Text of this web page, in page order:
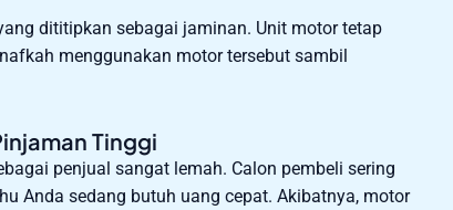
dititipkan sebagai jaminan. Unit motor tetap
menggunakan motor tersebut sambil
Tinggi
penjual sangat lemah. Calon pembeli sering
Anda sedang butuh uang cepat. Akibatnya, motor